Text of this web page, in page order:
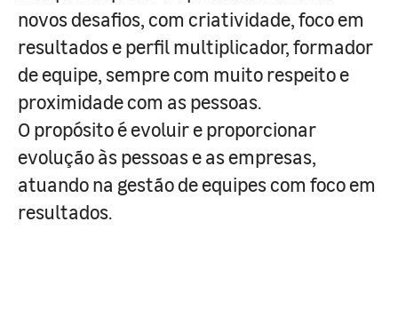
novos desafios, com criatividade, foco em
resultados e perfil multiplicador, formador
de equipe, sempre com muito respeito e
proximidade com as pessoas.
O propósito é evoluir e proporcionar
evolução às pessoas e as empresas,
atuando na gestão de equipes com foco em
resultados.